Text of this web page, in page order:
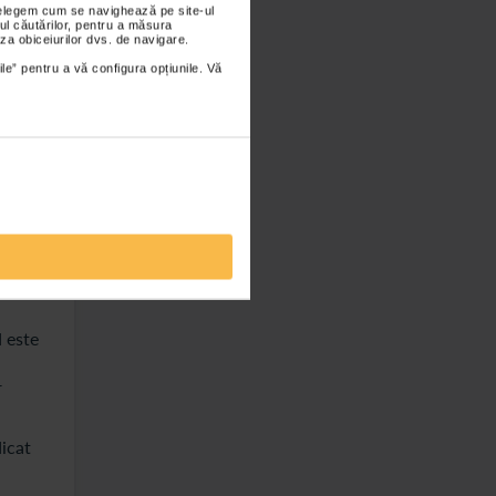
cum se navighează pe site-ul
căutărilor, pentru a măsura
obiceiurilor dvs. de navigare.
pentru a vă configura opțiunile. Vă
este